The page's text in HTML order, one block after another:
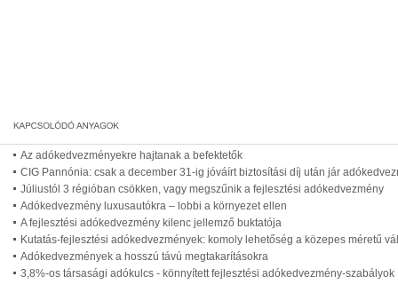
Az adókedvezményekre hajtanak a befektetők
CIG Pannónia: csak a december 31-ig jóváírt biztosítási díj után jár
Júliustól 3 régióban csökken, vagy megszűnik a fejlesztési adókedvezmény
Adókedvezmény luxusautókra – lobbi a környezet ellen
A fejlesztési adókedvezmény kilenc jellemző buktatója
Kutatás-fejlesztési adókedvezmények: komoly lehetőség a közepes méretű
Adókedvezmények a hosszú távú megtakarításokra
3,8%-os társasági adókulcs - könnyített fejlesztési adókedvezmény-szabályok